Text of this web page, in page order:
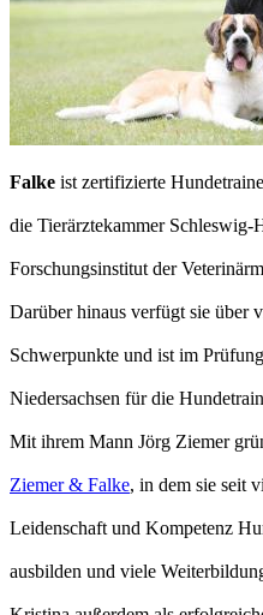
Falke ist zertifizierte
die Tierärztekammer Schleswig-
Forschungsinstitut der
Darüber hinaus verfügt sie über
Schwerpunkte und ist im
Niedersachsen für die
Mit ihrem Mann Jörg Ziemer
Ziemer & Falke, in dem sie seit
Leidenschaft und Kompetenz
ausbilden und viele